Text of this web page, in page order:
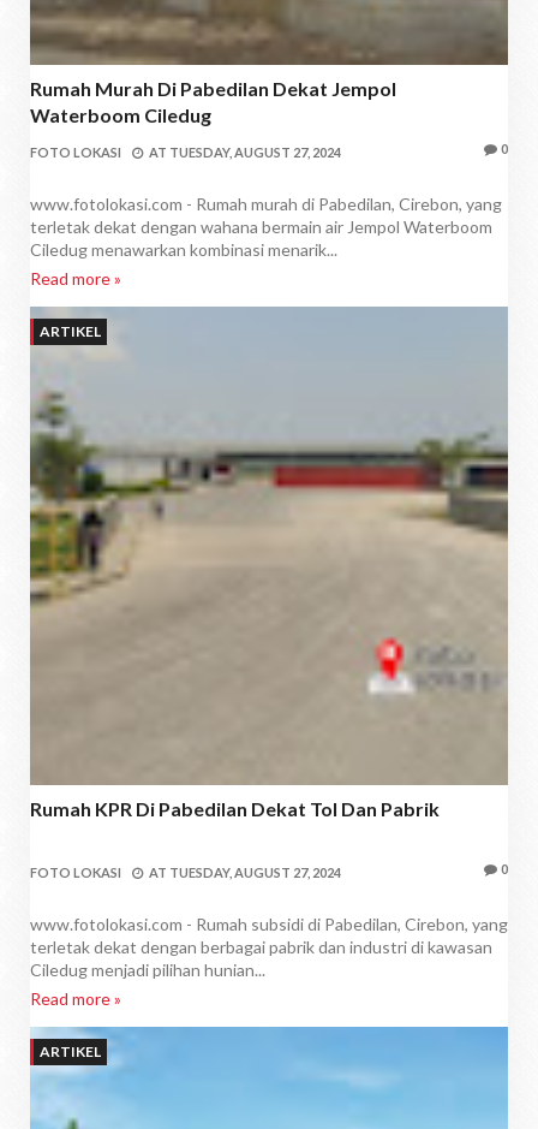
Rumah Murah Di Pabedilan Dekat Jempol
Waterboom Ciledug
FOTO LOKASI AT TUESDAY, AUGUST 27, 2024 0
www.fotolokasi.com - Rumah murah di Pabedilan, Cirebon, yang
terletak dekat dengan wahana bermain air Jempol Waterboom
Ciledug menawarkan kombinasi menarik...
Read more »
ARTIKEL
Rumah KPR Di Pabedilan Dekat Tol Dan Pabrik
FOTO LOKASI AT TUESDAY, AUGUST 27, 2024 0
www.fotolokasi.com - Rumah subsidi di Pabedilan, Cirebon, yang
terletak dekat dengan berbagai pabrik dan industri di kawasan
Ciledug menjadi pilihan hunian...
Read more »
ARTIKEL